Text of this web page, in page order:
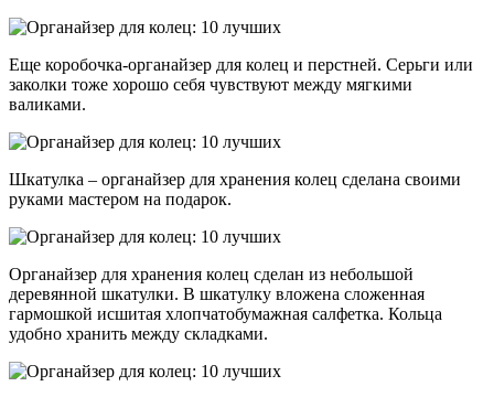
Еще коробочка-органайзер для колец и перстней. Серьги или
заколки тоже хорошо себя чувствуют между мягкими
валиками.
Шкатулка – органайзер для хранения колец сделана своими
руками мастером на подарок.
Органайзер для хранения колец сделан из небольшой
деревянной шкатулки. В шкатулку вложена сложенная
гармошкой исшитая хлопчатобумажная салфетка. Кольца
удобно хранить между складками.